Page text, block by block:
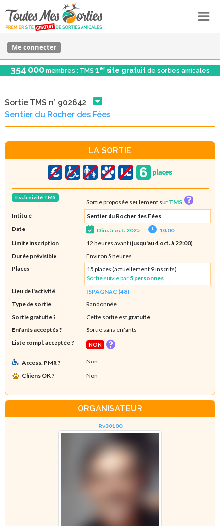
Me connecter
354 000 membres : TMS 1er site gratuit de sorties amicales
Sortie TMS n° 902642
Sentier du Rocher des Fées
LA SORTIE
Exclusivité TMS
Sortie proposée seulement sur TMS
Intitulé
Sentier du Rocher des Fées
Date
Dim. 5 oct. 2025
10:00
Limite inscription
12 heures avant (jusqu'au 4 oct. à 22:00)
Durée prévisible
Environ 5 heures
Places
15 places (actuellement 9 inscrits)
Sortie suivie par 5 personnes
Lieu de l'activité
ISPAGNAC (48)
Type de sortie
Randonnée
Sortie gratuite ?
Cette sortie est gratuite
Enfants acceptés ?
Sortie sans enfants
Liste compl. acceptée ?
NON
Access. PMR ?
Non
Chiens OK ?
Non
ORGANISATEUR
Rv30100